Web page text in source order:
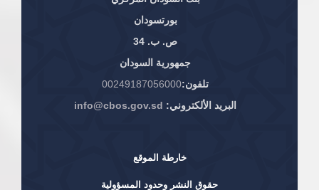
بورتسودان
ص. ب. 34
جمهورية السودان
تلفون:00249187056000
البريد الألكتروني: info@cbos.gov.sd
خارطة الموقع
حقوق النشر وحدود المسؤولية